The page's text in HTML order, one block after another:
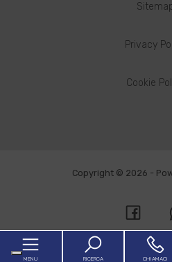
Privacy
Cookie
Copyright © 2026 -
MENU RICERCA CHIAMACI